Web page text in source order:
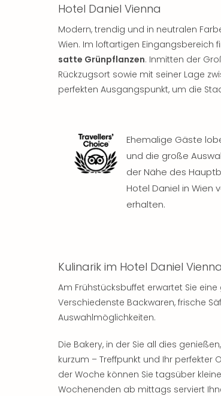
Hotel Daniel Vienna
Modern, trendig und in neutralen
Wien. Im loftartigen Eingangsbereich
satte Grünpflanzen. Inmitten der
Rückzugsort sowie mit seiner Lage
perfekten Ausgangspunkt, um die
Ehemalige Gäste
und die große
der Nähe des
Hotel Daniel in Wien
erhalten.
Kulinarik im Hotel Daniel Vienna
Am Frühstücksbuffet erwartet Sie
Verschiedenste Backwaren, frische
Auswahlmöglichkeiten.
Die Bakery, in der Sie all dies
kurzum – Treffpunkt und Ihr perfekter
der Woche können Sie tagsüber
Wochenenden ab mittags serviert